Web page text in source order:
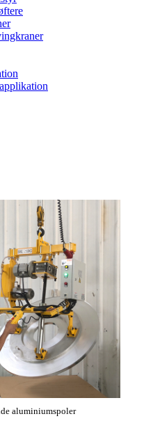
aluminiumspoler